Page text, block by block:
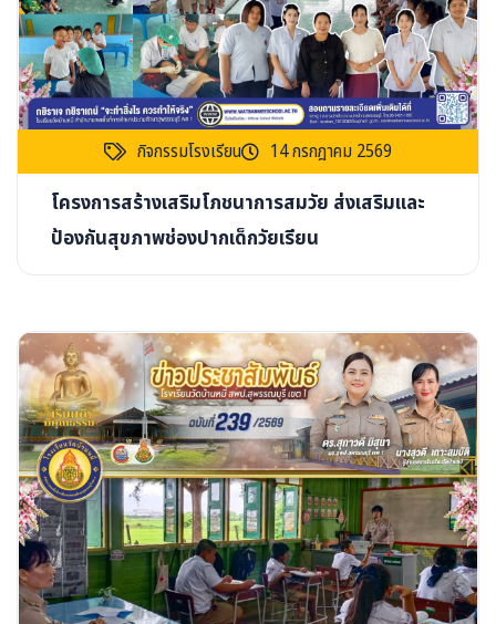
โครงการสร้างเสริมโภชนาการสมวัย ส่งเสริมและ
ป้องกันสุขภาพช่องปากเด็กวัยเรียน
กิจกรรมโรงเรียน 14 กรกฎาคม 2569